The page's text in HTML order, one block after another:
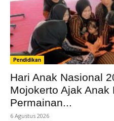
Pendidikan
Hari Anak Nasional
Mojokerto Ajak Anak
Permainan...
6 Agustus 2026